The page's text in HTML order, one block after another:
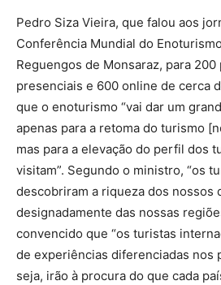
Pedro Siza Vieira, que falou aos
Conferência Mundial do
Reguengos de Monsaraz, para
presenciais e 600 online de cerca
que o enoturismo “vai dar um
apenas para a retoma do turismo
mas para a elevação do perfil dos
visitam”. Segundo o ministro, “os
descobriram a riqueza dos nossos
designadamente das nossas
convencido que “os turistas
de experiências diferenciadas nos
seja, irão à procura do que cada